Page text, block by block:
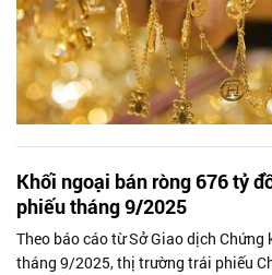
Khối ngoại bán ròng 676 tỷ
phiếu tháng 9/2025
Theo báo cáo từ Sở Giao dịch
tháng 9/2025, thị trường trái phiếu